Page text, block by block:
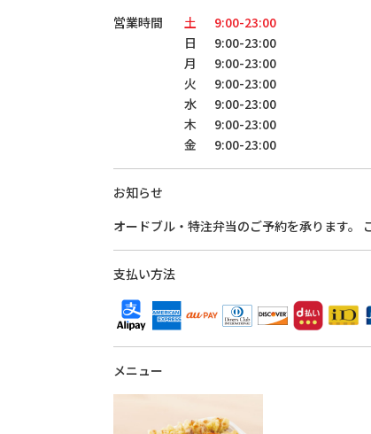
営業時間 土
9:00-23:00
日
9:00-23:00
月
9:00-23:00
火
9:00-23:00
水
9:00-23:00
木
9:00-23:00
金
9:00-23:00
お知らせ
オードブル・特注弁当のご予約を承ります。
支払い方法
メニュー